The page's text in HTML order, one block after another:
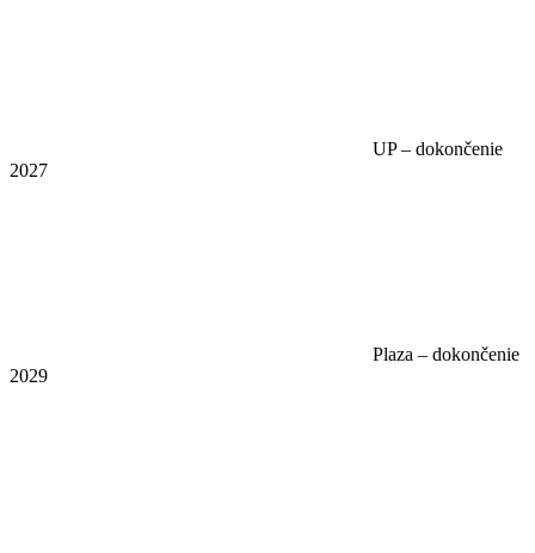
UP – dokončenie
2027
Plaza – dokončenie
2029